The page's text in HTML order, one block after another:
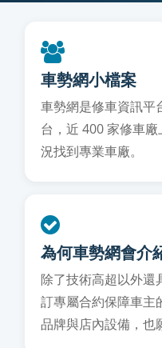
車勢網小檔案
車勢網是修車資訊平
台，近 400 家修車
況找到專業車廠。
為何車勢網會介
除了技術高超以外還
訂專屬合約保障車主
品牌與店內設備，也